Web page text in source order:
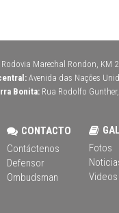
Rodovia Marechal Rondon, KM
Avenida das Nações
Bonita: Rua Rodolfo
CONTACTO
Contáctenos
Defensor
Ombudsman
Fotos
Videos